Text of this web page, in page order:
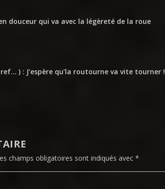
douceur qui va avec la légèreté de la roue
) : J’espère qu’la routourne va vite tourner !
champs obligatoires sont indiqués avec *